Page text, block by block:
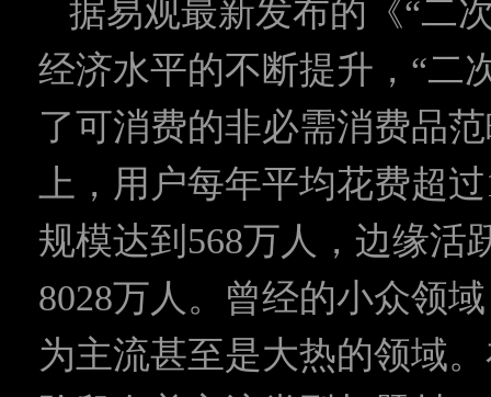
据易观最新发布的《“二
经济水平的不断提升，“二
了可消费的非必需消费品
上，用户每年平均花费超
规模达到568万人，边缘活
8028万人。曾经的小众领
为主流甚至是大热的领域